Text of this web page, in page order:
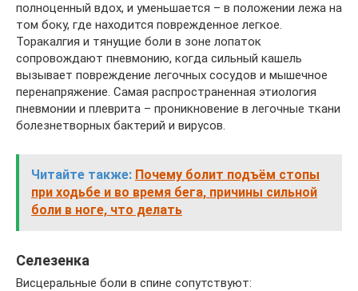
полноценный вдох, и уменьшается – в положении лежа на
том боку, где находится поврежденное легкое.
Торакалгия и тянущие боли в зоне лопаток
сопровождают пневмонию, когда сильный кашель
вызывает повреждение легочных сосудов и мышечное
перенапряжение. Самая распространенная этиология
пневмонии и плеврита – проникновение в легочные ткани
болезнетворных бактерий и вирусов.
Читайте также: Почему болит подъём стопы
при ходьбе и во время бега, причины сильной
боли в ноге, что делать
Селезенка
Висцеральные боли в спине сопутствуют: